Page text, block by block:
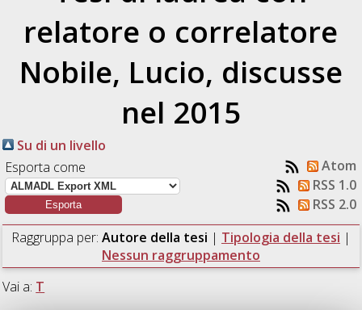
relatore o correlatore
Nobile, Lucio, discusse
nel 2015
Su di un livello
Esporta come
Atom
RSS 1.0
RSS 2.0
Raggruppa per: Autore della tesi | Tipologia della tesi |
Nessun raggruppamento
Vai a: T